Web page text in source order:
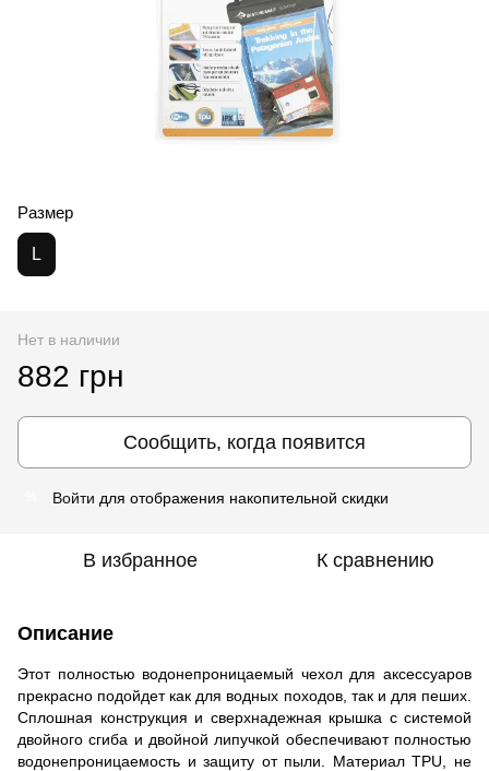
Размер
L
Нет в наличии
882 грн
Сообщить, когда появится
Войти для отображения накопительной скидки
В избранное К сравнению
Описание
Этот полностью водонепроницаемый чехол для аксессуаров
прекрасно подойдет как для водных походов, так и для пеших.
Сплошная конструкция и сверхнадежная крышка с системой
двойного сгиба и двойной липучкой обеспечивают полностью
водонепроницаемость и защиту от пыли. Материал TPU, не